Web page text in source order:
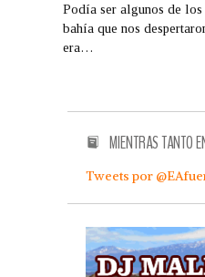
Podía ser algunos de los
bahía que nos
era…
MIENTRAS TANTO
Tweets por